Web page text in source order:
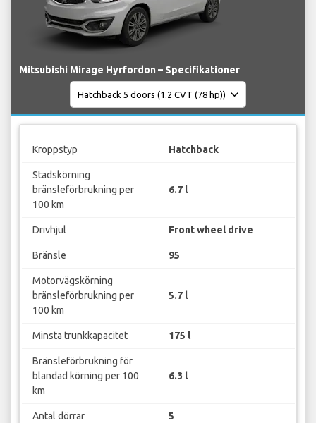
Mitsubishi Mirage Hyrfordon – Specifikationer
Kroppstyp Hatchback
Stadskörning
bränsleförbrukning per
100 km
6.7 l
Drivhjul Front wheel drive
Bränsle 95
Motorvägskörning
bränsleförbrukning per
100 km
5.7 l
Minsta trunkkapacitet 175 l
Bränsleförbrukning för
blandad körning per 100
km
6.3 l
Antal dörrar 5